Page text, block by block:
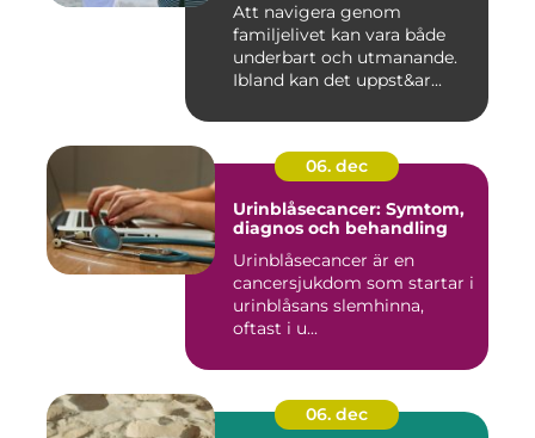
Att navigera genom
familjelivet kan vara både
underbart och utmanande.
Ibland kan det uppst&ar...
06. dec
Urinblåsecancer: Symtom,
diagnos och behandling
Urinblåsecancer är en
cancersjukdom som startar i
urinblåsans slemhinna,
oftast i u...
06. dec